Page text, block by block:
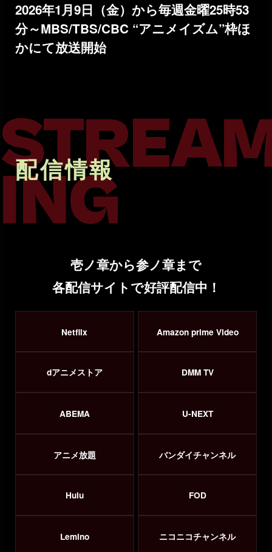
2026年1月9日（金）から毎週金曜25時53
分～MBS/TBS/CBC “アニメイズム”枠ほ
かにて放送開始
ING
配信情報
壱ノ章から参ノ章まで
各配信サイトで好評配信中！
Netflix Amazon prime Video
dアニメストア DMM TV
ABEMA U-NEXT
アニメ放題 バンダイチャンネル
Hulu FOD
Lemino ニコニコチャンネル